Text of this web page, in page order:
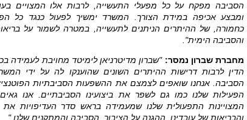
הסביבה מפקח על כל מפעלי התעשייה, לרבות אלו המצויים
ומבצע אכיפה במידת הצורך. המשרד ימשיך לפעול כנגד כל
כחמורה, של ההיתרים הניתנים לתעשייה, במטרה לשמור על
והסביבה הימית".
מחברת שברון נמסר:"שברון מדיטרניאן לימיטד מחויבת לעמידה
הדין לרבות דרישות ההיתרים השונים שהוענקו לה על ידי
הסביבה. אנחנו שואפים לצמצם את ההשפעות הסביבתיות
הפעילות שלנו כמו גם לשפר את ביצועינו הסביבתיים. אנו
המצויינות התפעולית שלנו שמעמידה בראש סדר העדיפויות את
והבריאות של עובדינו, ההגנה על הציבור, הסביבה והמתקנים שלנו."